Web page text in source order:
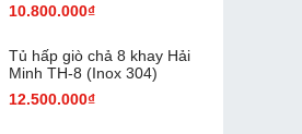
10.800.000₫
Tủ hấp giò chả 8 khay Hải
Minh TH-8 (Inox 304)
12.500.000₫